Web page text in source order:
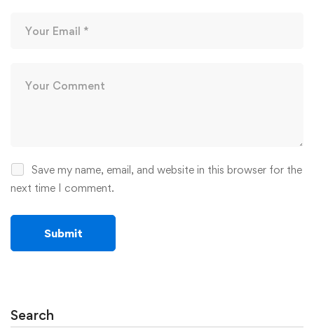
Save my name, email, and website in this browser for the
next time I comment.
Search